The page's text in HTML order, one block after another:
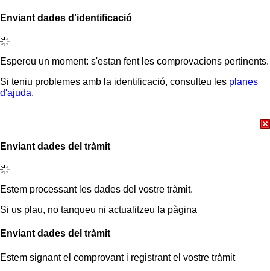
Enviant dades d'identificació
Espereu un moment: s'estan fent les comprovacions pertinents.
Si teniu problemes amb la identificació, consulteu les planes
d'ajuda.
Enviant dades del tràmit
Estem processant les dades del vostre tràmit.
Si us plau, no tanqueu ni actualitzeu la pàgina
Enviant dades del tràmit
Estem signant el comprovant i registrant el vostre tràmit